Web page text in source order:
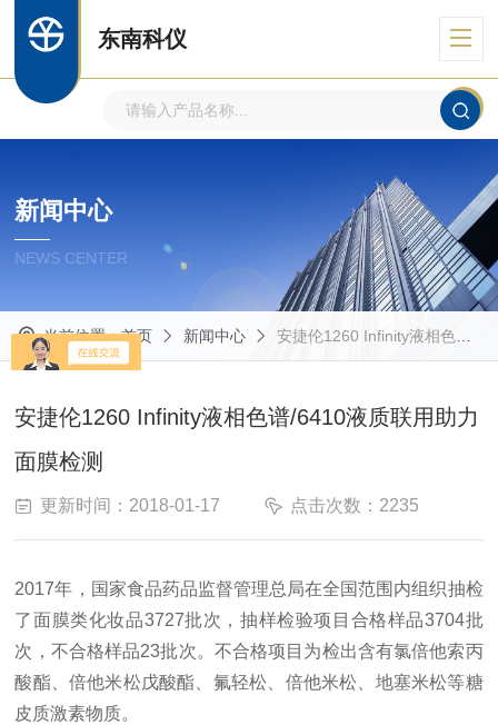
东南科仪
新闻中心
NEWS CENTER
当前位置：首页 新闻中心 安捷伦1260 Infinity液相色谱/6410液质联用助力面膜检测
安捷伦1260 Infinity液相色谱/6410液质联用助力
面膜检测
更新时间：2018-01-17 点击次数：2235
2017年，国家食品药品监督管理总局在全国范围内组织抽检
了面膜类化妆品3727批次，抽样检验项目合格样品3704批
次，不合格样品23批次。不合格项目为检出含有氯倍他索丙
酸酯、倍他米松戊酸酯、氟轻松、倍他米松、地塞米松等糖
皮质激素物质。